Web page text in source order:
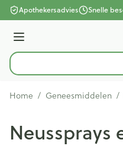
Ga naar de inhoud
Apothekersadvies Snelle
Menu
Product, merk, categorie...
Home / Geneesmiddelen /
Neussprays